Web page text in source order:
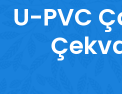
U-PVC